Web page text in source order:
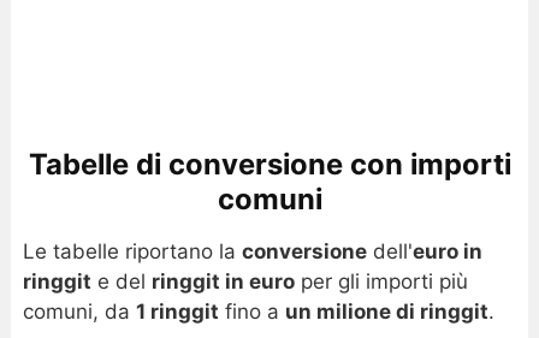
Tabelle di conversione con importi
comuni
Le tabelle riportano la conversionedell'euro in
ringgit e del ringgit in europer gli importi più
comuni, da 1 ringgit fino a un milione di ringgit.